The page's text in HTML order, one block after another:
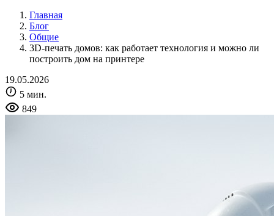
Главная
Блог
Общие
3D-печать домов: как работает технология и можно ли
построить дом на принтере
19.05.2026
5 мин.
849